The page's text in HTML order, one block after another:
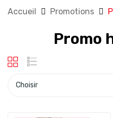
Accueil Promotions
Promo
Choisir